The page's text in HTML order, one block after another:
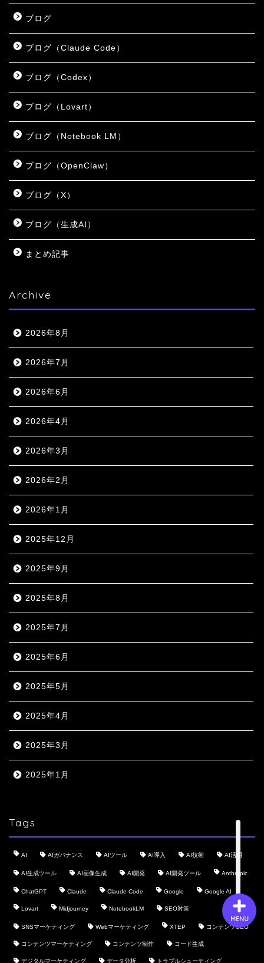
ブログ
ブログ（Claude Code）
ブログ（Codex）
ブログ（Lovart）
ブログ（Notebook LM）
ブログ（OpenClaw）
ブログ（X）
ブログ（生成AI）
まとめ記事
Archive
2026年8月
2026年7月
2026年6月
2026年4月
2026年3月
2026年2月
2026年1月
2025年12月
2025年9月
2025年8月
2025年7月
2025年6月
2025年5月
2025年4月
2025年3月
2025年1月
Tags
AI AIガバナンス AIツール AI導入 AI技術 AI活用
AI生成ツール AI画像生成 AI開発 AI開発ツール Anthropic
ChatGPT Claude Claude Code Google Google AI
Lovart Midjourney NotebookLM SEO対策
SNSマーケティング Webマーケティング XTEP コンテンツSEO
コンテンツマーケティング コンテンツ制作 コード生成
デジタルマーケティング データ分析 トラブルシューティング
MENU
お問い合わせ